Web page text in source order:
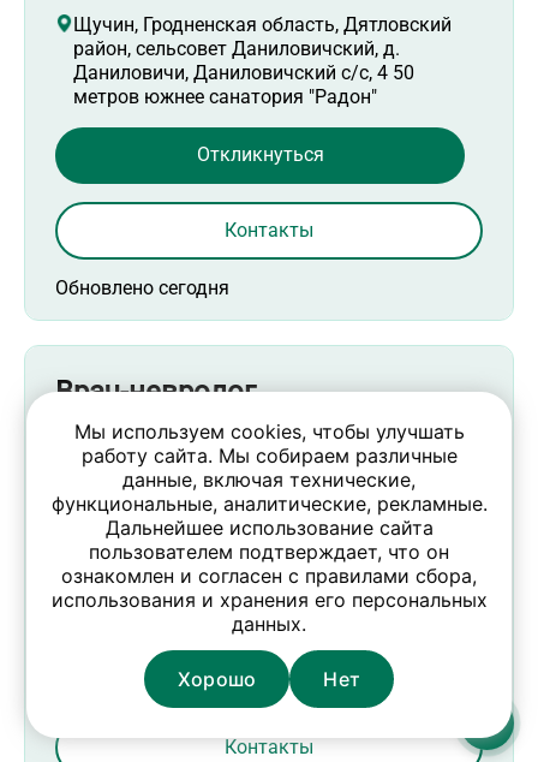
Щучин, Гродненская область, Дятловский
район, сельсовет Даниловичский, д.
Даниловичи, Даниловичский с/с, 4 50
метров южнее санатория "Радон"
Обновлено сегодня
Откликнуться
Контакты
Врач-невролог
Выплаты: два раза в месяц
Филиал “Санаторий “Альфа Радон” ООО
“ТОРВЛАД”
Мосты, Гродненская область, Дятловский
район, сельсовет Даниловичский, д.
Даниловичи, Даниловичский с/с, 4 50
метров южнее санатория "Радон"
Откликнуться
Контакты
Мы используем cookies, чтобы улучшать
работу сайта. Мы собираем различные
данные, включая технические,
функциональные, аналитические, рекламные.
Дальнейшее использование сайта
пользователем подтверждает, что он
ознакомлен и согласен с правилами сбора,
использования и хранения его персональных
данных.
Хорошо Нет